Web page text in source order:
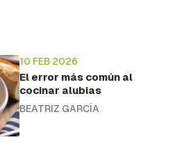
10 FEB 2026
El error más común al
cocinar alubias
BEATRIZ GARCÍA